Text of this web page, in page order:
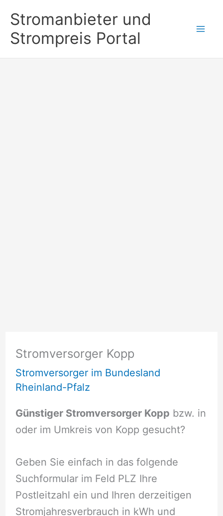
Inhalt
springen
Stromanbieter und
Strompreis Portal
Stromversorger Kopp
Stromversorger im Bundesland
Rheinland-Pfalz
Günstiger Stromversorger Kopp bzw. in
oder im Umkreis von Kopp gesucht?
Geben Sie einfach in das folgende
Suchformular im Feld PLZ Ihre
Postleitzahl ein und Ihren derzeitigen
Stromjahresverbrauch in kWh und